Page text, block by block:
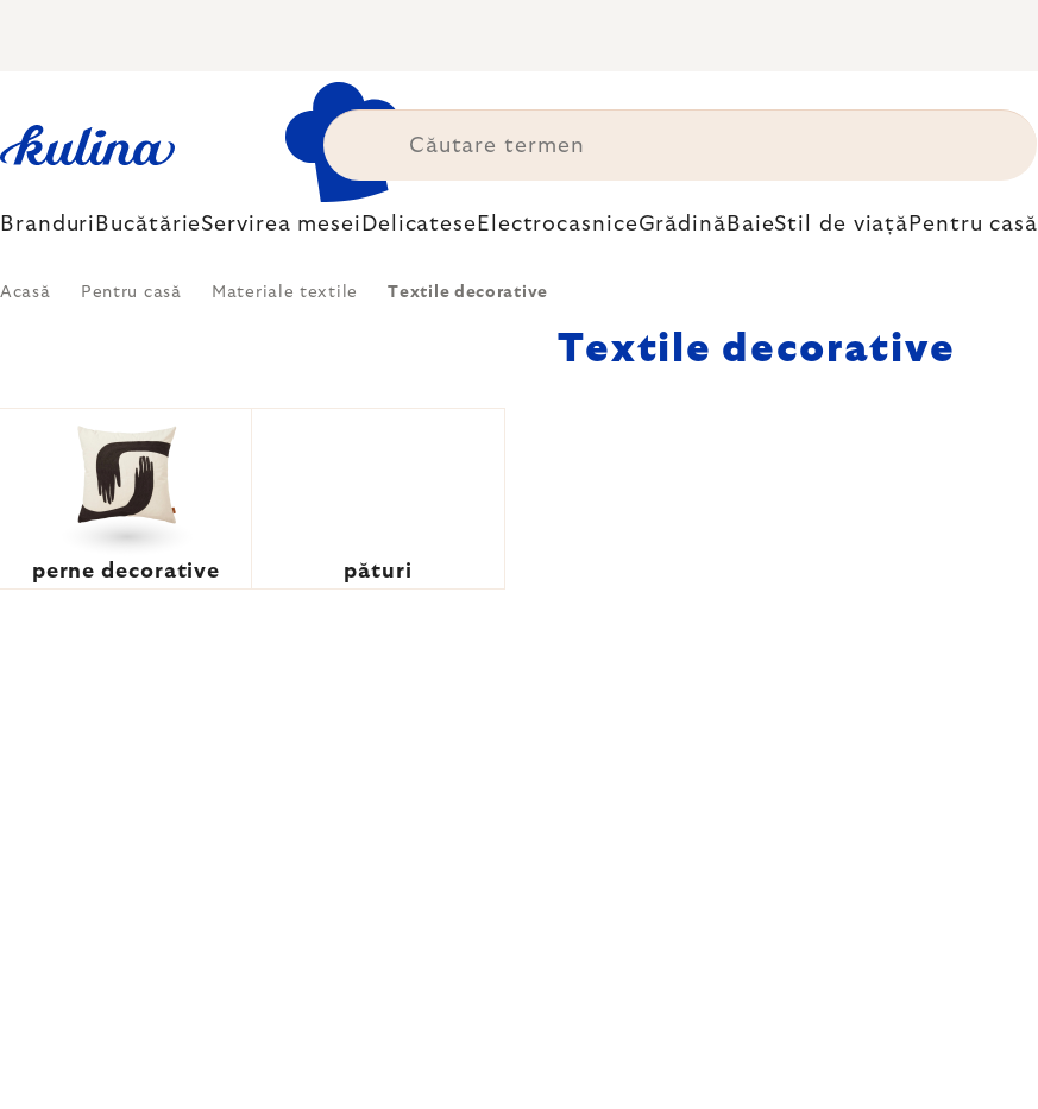
Branduri BucătărieServirea mesei Delicatese ElectrocasniceGrădină BaieStil de viață Pentru casă
Acasă Pentru casă Materiale textile Textile decorative
Textile decorative
perne decorative pături